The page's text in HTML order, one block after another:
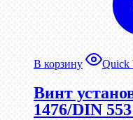
В корзину Quick
Винт
1476/DIN